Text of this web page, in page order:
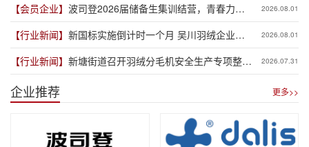
【会员企业】 波司登2026届储备生集训结营，青春力量
赋能品牌新程
2026.08.01
【行业新闻】 新国标实施倒计时一个月 吴川羽绒企业集
体“抢跑”新规
2026.08.01
【行业新闻】 新塘街道召开羽绒分毛机安全生产专项整治
推进会
2026.07.31
企业推荐 更多>>